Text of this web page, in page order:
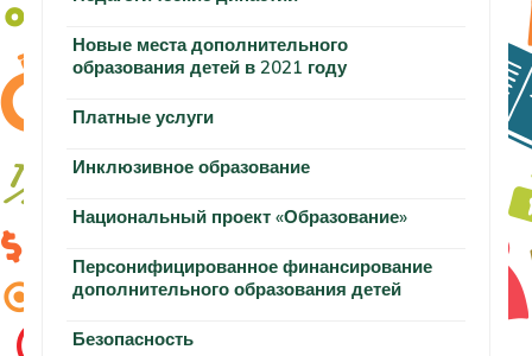
Новые места дополнительного
образования детей в 2021 году
Платные услуги
Инклюзивное образование
Национальный проект «Образование»
Персонифицированное финансирование
дополнительного образования детей
Безопасность